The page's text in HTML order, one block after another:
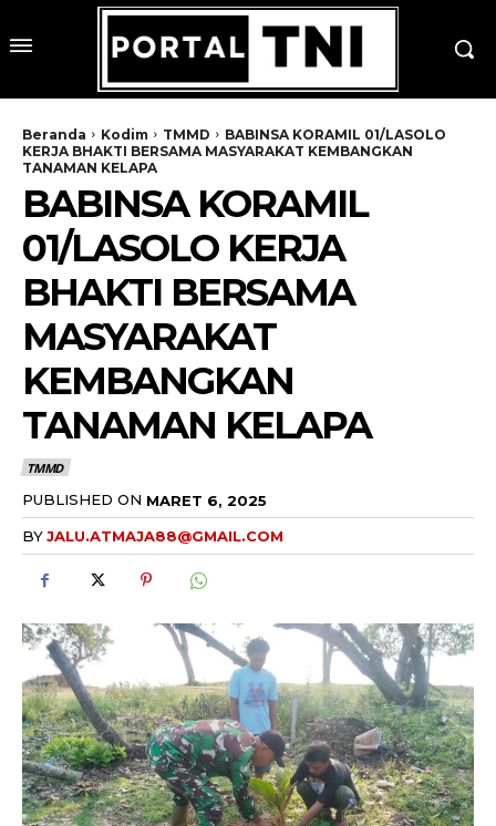
Beranda Kodim TMMD
BABINSA KORAMIL 01/LASOLO
KERJA BHAKTI BERSAMA MASYARAKAT KEMBANGKAN
TANAMAN KELAPA
BABINSA KORAMIL
01/LASOLO KERJA
BHAKTI BERSAMA
MASYARAKAT
KEMBANGKAN
TANAMAN KELAPA
TMMD
PUBLISHED ON MARET 6, 2025
BYJALU.ATMAJA88@GMAIL.COM